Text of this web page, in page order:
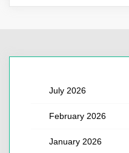
July 2026
February 2026
January 2026